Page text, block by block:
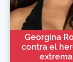
Georgina
contra el